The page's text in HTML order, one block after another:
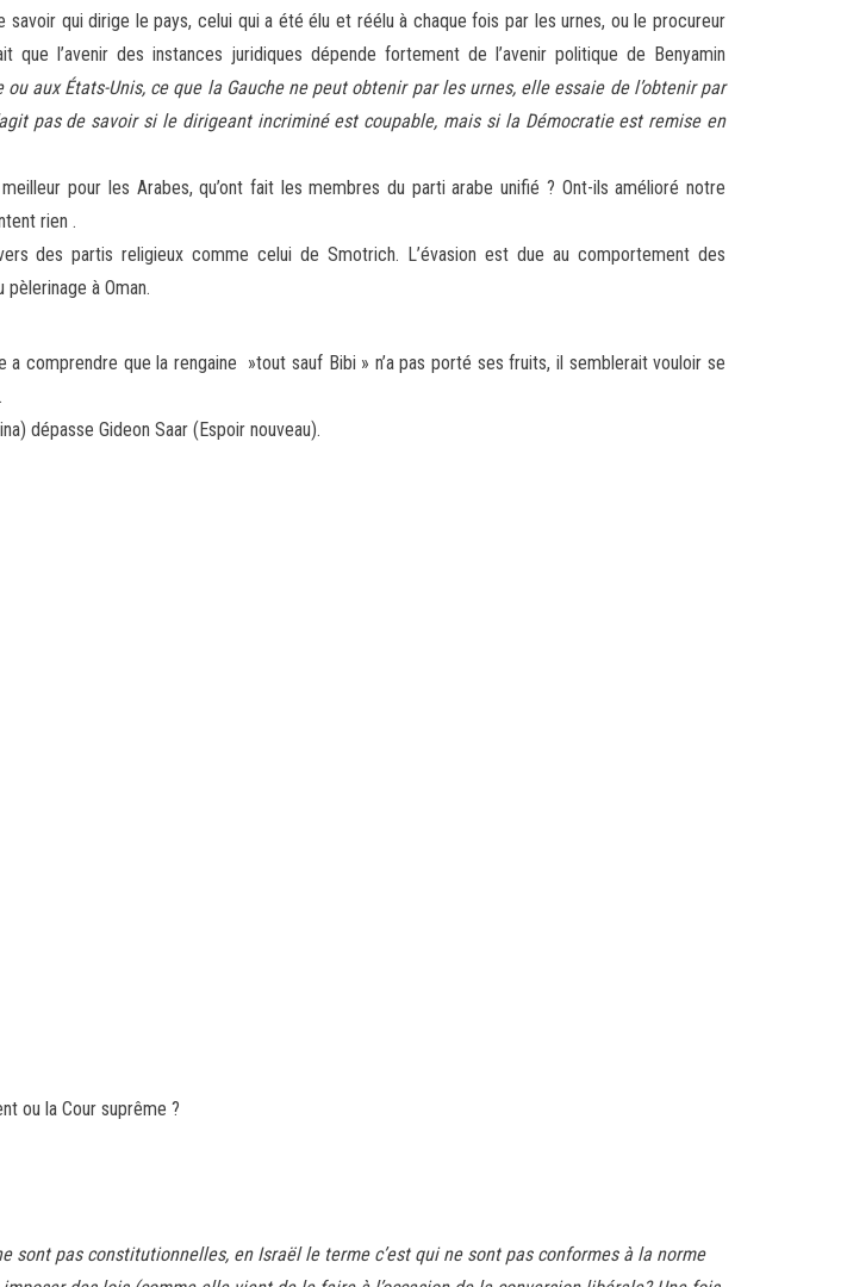
qui dirige le pays, celui qui a été élu et réélu à chaque fois par les urnes, ou le procureur
l’avenir des instances juridiques dépende fortement de l’avenir politique de Benyamin
ou aux États-Unis, ce que la Gauche ne peut obtenir par les urnes, elle essaie de l’obtenir par
pas de savoir si le dirigeant incriminé est coupable, mais si la Démocratie est remise en
pour les Arabes, qu’ont fait les membres du parti arabe unifié ? Ont-ils amélioré notre
rien .
des partis religieux comme celui de Smotrich. L’évasion est due au comportement des
à Oman.
comprendre que la rengaine »tout sauf Bibi » n’a pas porté ses fruits, il semblerait vouloir se
dépasse Gideon Saar (Espoir nouveau).
ou la Cour suprême ?
pas constitutionnelles, en Israël le terme c’est qui ne sont pas conformes à la norme